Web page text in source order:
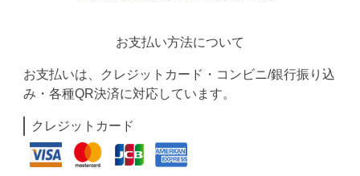
お支払い方法について
お支払いは、クレジットカード・コンビニ/銀行振り込
み・各種QR決済に対応しています。
クレジットカード